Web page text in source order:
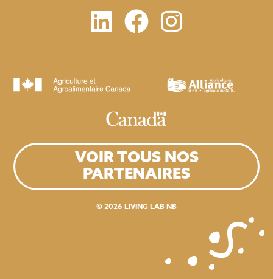
VOIR TOUS NOS
PARTENAIRES
© 2026 LIVING LAB NB